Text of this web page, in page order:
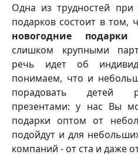
Одна из трудностей при
подарков состоит в том,
новогодние подарки
слишком крупными
речь идет об
понимаем, что и
порадовать детей
презентами: у нас Вы
подарки оптом от
подойдут и для
компаний - от ста и даже